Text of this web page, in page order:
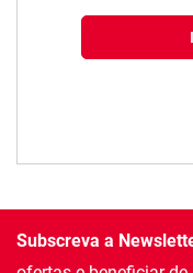
Subscreva a